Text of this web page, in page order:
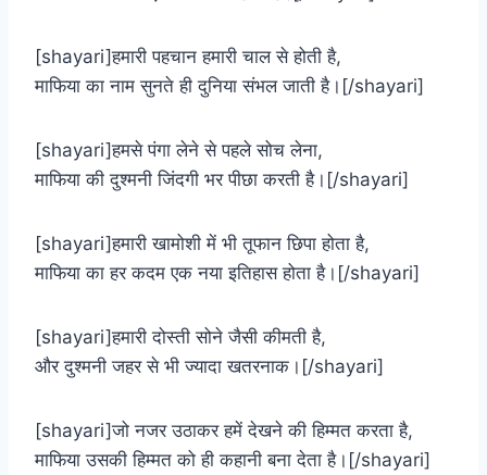
[shayari]हमारी पहचान हमारी चाल से होती है,
माफिया का नाम सुनते ही दुनिया संभल जाती है।[/shayari]
[shayari]हमसे पंगा लेने से पहले सोच लेना,
माफिया की दुश्मनी जिंदगी भर पीछा करती है।[/shayari]
[shayari]हमारी खामोशी में भी तूफान छिपा होता है,
माफिया का हर कदम एक नया इतिहास होता है।[/shayari]
[shayari]हमारी दोस्ती सोने जैसी कीमती है,
और दुश्मनी जहर से भी ज्यादा खतरनाक।[/shayari]
[shayari]जो नजर उठाकर हमें देखने की हिम्मत करता है,
माफिया उसकी हिम्मत को ही कहानी बना देता है।[/shayari]